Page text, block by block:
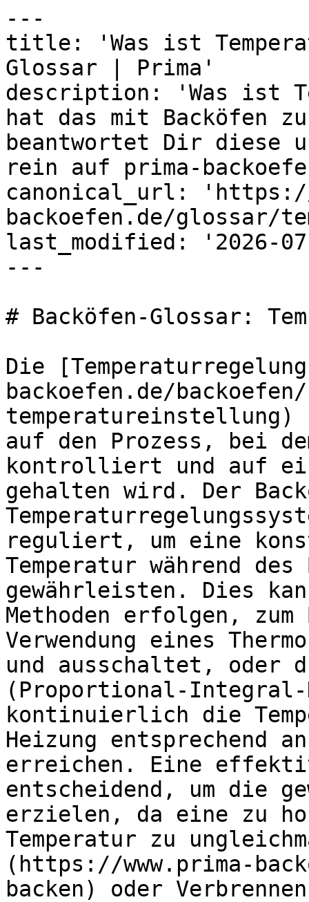
---
title: 'Was ist
Glossar | Prima'
description: 'Was ist
hat das mit Backöfen
beantwortet Dir diese
rein auf prima-
canonical_url: 'https://
backoefen.de/glossar/
last_modified: '2026-
---
# Backöfen-Glossar:
Die
backoefen.de/
temperatureinstellung)
auf den Prozess, bei
kontrolliert und auf
gehalten wird. Der
reguliert, um eine
Temperatur während des
gewährleisten. Dies
Methoden erfolgen,
Verwendung eines
und ausschaltet, oder
(Proportional-
kontinuierlich die
Heizung entsprechend
erreichen. Eine
entscheidend, um die
erzielen, da eine zu
Temperatur zu
(https://www.prima-
backen) oder